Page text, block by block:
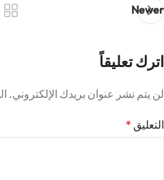
Newer
اترك تعليقاً
لن يتم نشر عنوان بريدك الإلكتروني.
التعليق *